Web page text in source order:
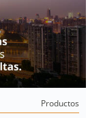
Productos